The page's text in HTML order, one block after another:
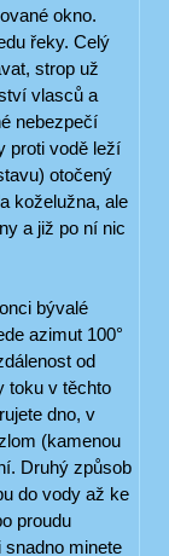
okno.
řeky. Celý
strop už
vlasců a
nebezpečí
proti vodě leží
otočený
koželužna, ale
a již po ní nic
bývalé
azimut 100°
od
toku v těchto
dno, v
(kamenou
Druhý způsob
do vody až ke
proudu
snadno minete